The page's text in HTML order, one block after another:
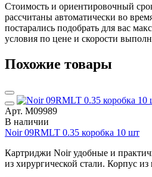
Стоимость и ориентировочный
рассчитаны автоматически во
постарались подобрать для вас
условия по цене и скорости
Похожие товары
Арт. М09989
В наличии
Noir 09RMLT 0.35 коробка 10 шт
Картриджи Noir удобные и
из хирургической стали. Корпус из